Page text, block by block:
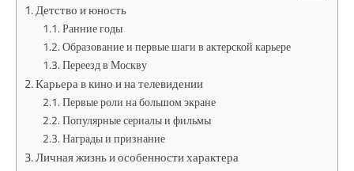
Детство и юность
Ранние годы
Образование и первые шаги в актерской карьере
Переезд в Москву
Карьера в кино и на телевидении
Первые роли на большом экране
Популярные сериалы и фильмы
Награды и признание
Личная жизнь и особенности характера